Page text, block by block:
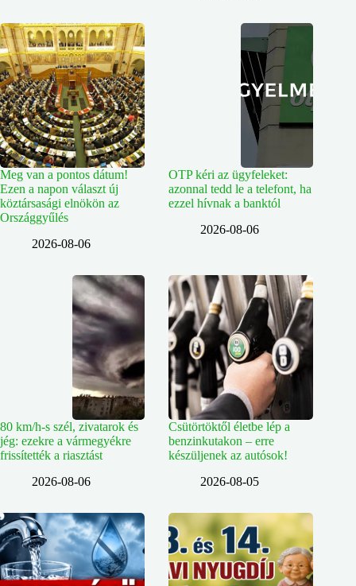
Meg van a pontos dátum!
Ezen a napon választ új
köztársasági elnökön az
Országgyűlés
2026-08-06
OTP kéri az ügyfeleket:
azonnal tedd le a telefont, ha
ezzel hívnak a banktól
2026-08-06
80 km/h-s szél, zivatarok és
jég: ezekre a vármegyékre
frissítették a riasztást
2026-08-06
Csütörtöktől életbe lép a
benzinkutakon – erre
készüljenek az autósok!
2026-08-05